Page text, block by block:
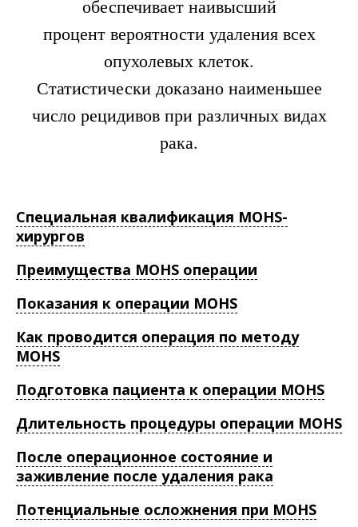
обеспечивает наивысший
процент вероятности удаления всех
опухолевых клеток.
Статистически доказано наименьшее
число рецидивов при различных видах
рака.
Специальная квалификация MOHS-
хирургов
Преимущества MOHS операции
Показания к операции MOHS
Как проводится операция по методу
MOHS
Подготовка пациента к операции MOHS
Длительность процедуры операции MOHS
После операционное состояние и
заживление после удаления рака
Потенциальные осложнения при MOHS